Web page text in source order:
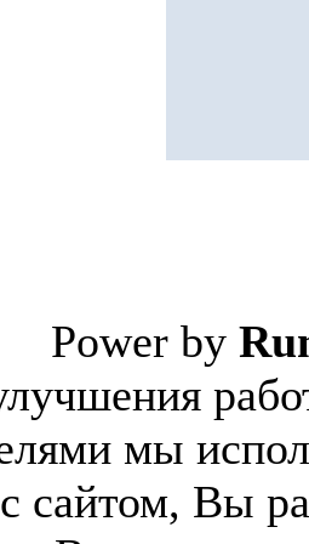
Power by
мы
сайтом, Вы